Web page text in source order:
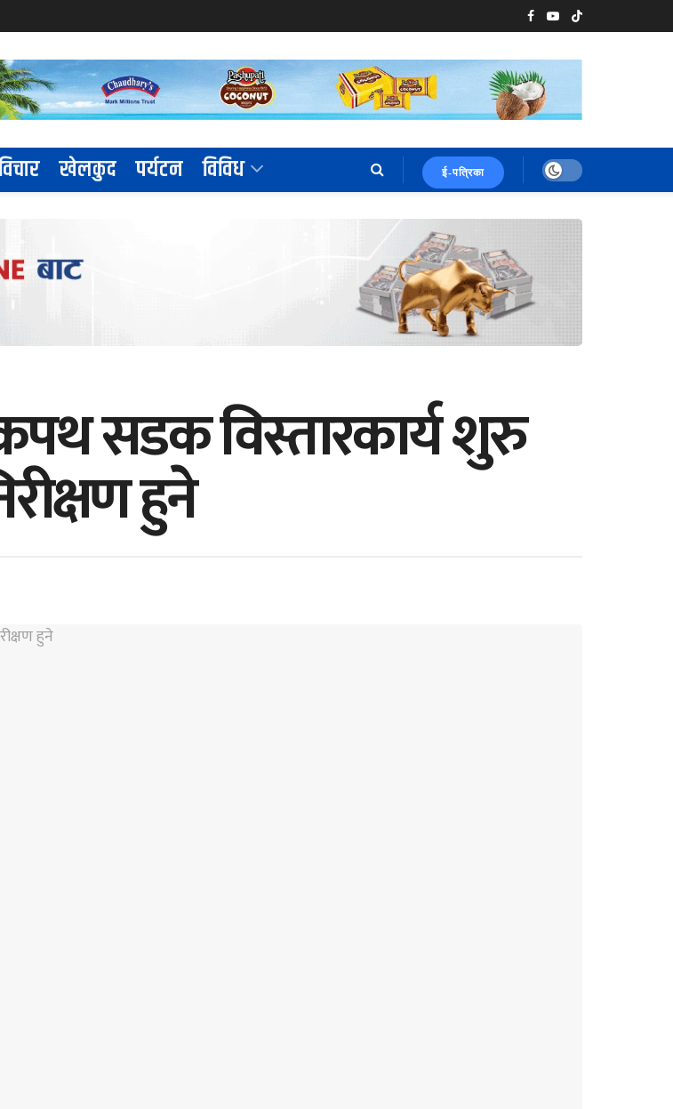
खेलकुद पर्यटन विविध ई-पत्रिका
सडक विस्तारकार्य शुरु
हुने